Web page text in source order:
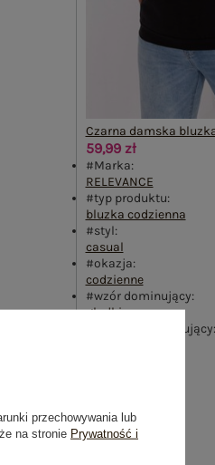
Czarna damska
59,99 zł
#Marka:
RELEVANCE
#typ produktu:
bluzka codzienna
#styl:
casual
#okazja:
codzienne
#wzór dominujący:
gładki
#materiał dominujący:
długi rękaw
#dekolt:
okrągły
przechowywania lub
na stronie Prywatność i